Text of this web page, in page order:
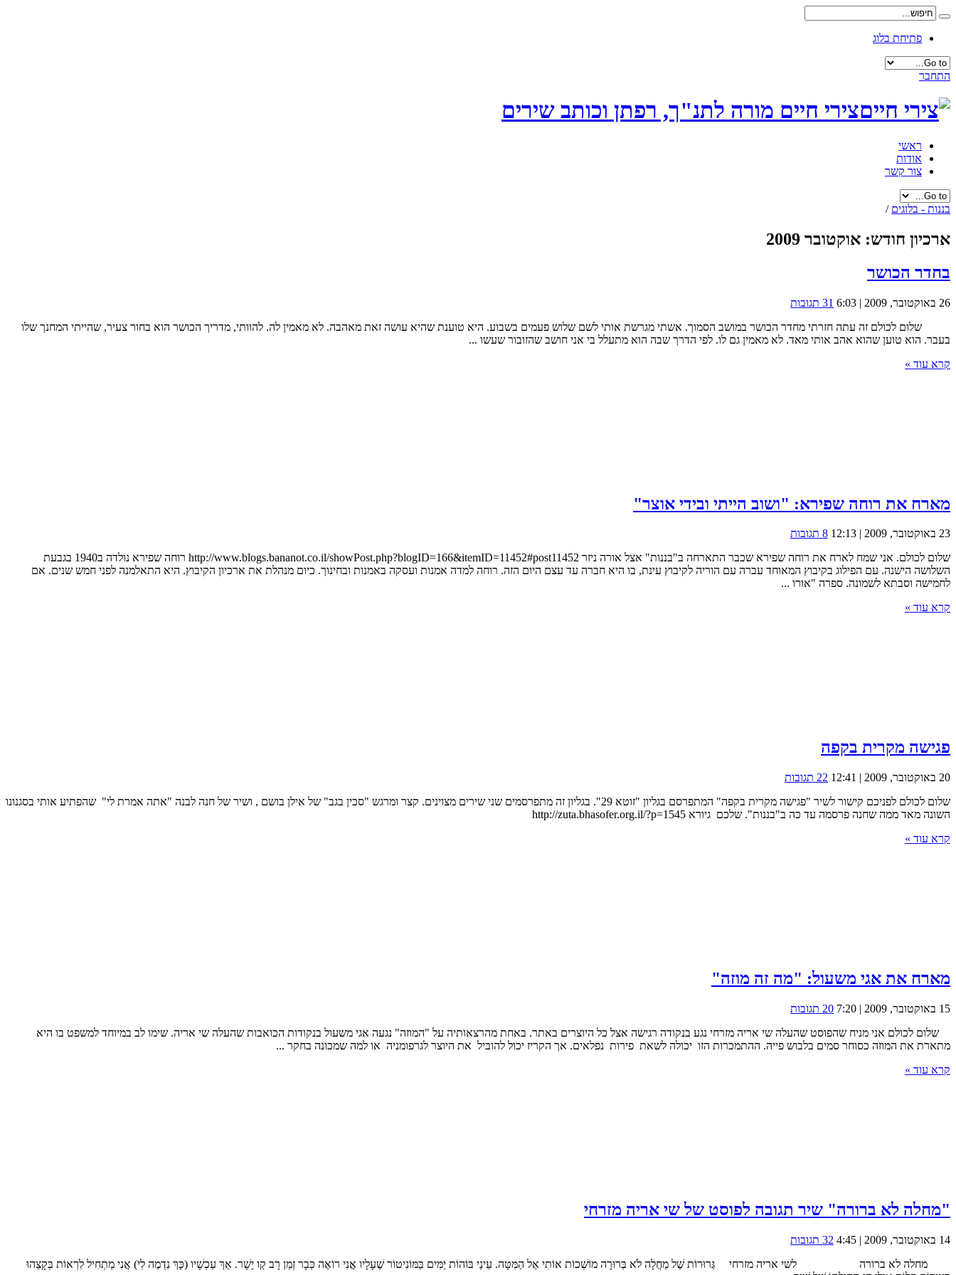
פתיחת בלוג
התחבר
צירי חיים מורה לתנ"ך, רפתן וכותב שירים
ראשי
אודות
צור קשר
בננות - בלוגים /
ארכיון חודש: אוקטובר 2009
בחדר הכושר
26 באוקטובר, 2009 | 6:03
31 תגובות
שלום לכולם זה עתה חזרתי מחדר הכושר במושב הסמוך. אשתי מגרשת אותי לשם שלוש פעמים בשבוע. היא טוענת שהיא עושה זאת מאהבה. לא מאמין לה. להוותי, מדריך הכושר הוא בחור צעיר, שהייתי המחנך שלו
בעבר. הוא טוען שהוא אהב אותי מאד. לא מאמין גם לו. לפי הדרך שבה הוא מתעלל בי אני חושב שהזובור שעשו ...
קרא עוד »
מארח את רוחה שפירא: "ושוב הייתי ובידי אוצר"
23 באוקטובר, 2009 | 12:13
8 תגובות
שלום לכולם. אני שמח לארח את רוחה שפירא שכבר התארחה ב"בננות" אצל אורה ניזר http://www.blogs.bananot.co.il/showPost.php?blogID=166&itemID=11452#post11452 רוחה שפירא נולדה ב1940 בגבעת
השלושה הישנה. עם הפילוג בקיבוץ המאוחד עברה עם הוריה לקיבוץ עינת, בו היא חברה עד עצם היום הזה. רוחה למדה אמנות ועסקה באמנות ובחינוך. כיום מנהלת את ארכיון הקיבוץ. היא התאלמנה לפני חמש שנים. אם
לחמישה וסבתא לשמונה. ספרה "אורו ...
קרא עוד »
פגישה מקרית בקפה
20 באוקטובר, 2009 | 12:41
22 תגובות
שלום לכולם לפניכם קישור לשיר "פגישה מקרית בקפה" המתפרסם בגליון "זוטא 29". בגליון זה מתפרסמים שני שירים מצוינים. קצר ומרגש "סכין בגב" של אילן בושם , ושיר של חנה לבנה "אתה אמרת לי" שהפתיע אותי בסגנונו
השונה מאד ממה שחנה פרסמה עד כה ב"בננות". שלכם גיורא http://zuta.bhasofer.org.il/?p=1545
קרא עוד »
מארח את אגי משעול: "מה זה מוזה"
15 באוקטובר, 2009 | 7:20
20 תגובות
שלום לכולם אני מניח שהפוסט שהעלה שי אריה מזרחי נגע בנקודה רגישה אצל כל היוצרים באתר. באחת מהרצאותיה על "המוזה" נגעה אגי משעול בנקודות הכואבות שהעלה שי אריה. שימו לב במיוחד למשפט בו היא
מתארת את המוזה כסוחר סמים בלבוש פייה. ההתמכרות הזו יכולה לשאת פירות נפלאים. אך הקריז יכול להוביל את היוצר לגרפומניה או למה שמכונה בחקר ...
קרא עוד »
"מחלה לא ברורה" שיר תגובה לפוסט של שי אריה מזרחי
14 באוקטובר, 2009 | 4:45
32 תגובות
מחלה לא ברורה לשי אריה מזרחי גְּרוּרוֹת שֶׁל מַחֲלָה לֹא בְּרוּרָה מוֹשְׁכוֹת אוֹתִי אֶל הַמִּטָּה. עֵינַי בּוֹהוֹת יַמִּים בַּמּוֹנִיטוֹר שֶׁעָלָיו אֲנִי רוֹאֶה כְּבָר זְמַן רָב קַו יָשָׁר. אַךְ עַכְשָׁיו (כָּךְ נִדְמֶה לִי) אֲנִי מַתְחִיל לִרְאוֹת בְּקָצֵהוּ